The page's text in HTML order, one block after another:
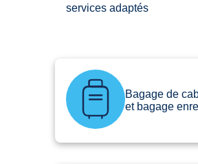
services adaptés
Bagage de
et bagage